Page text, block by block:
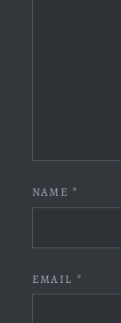
NAME *
EMAIL *